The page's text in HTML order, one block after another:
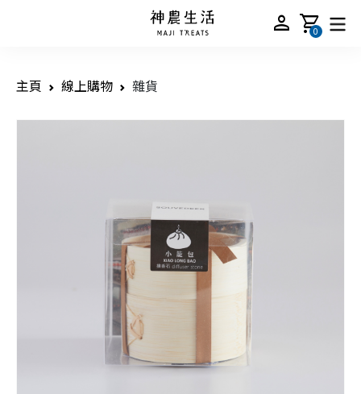
person shopping_cart
0
主頁 線上購物 雜貨